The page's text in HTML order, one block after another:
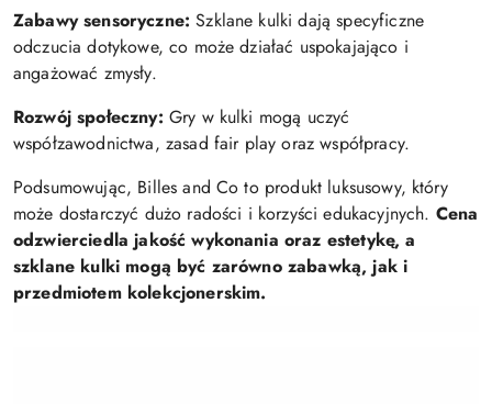
Zabawy sensoryczne: Szklane kulki dają specyficzne
odczucia dotykowe, co może działać uspokajająco i
angażować zmysły.
Rozwój społeczny: Gry w kulki mogą uczyć
współzawodnictwa, zasad fair play oraz współpracy.
Podsumowując, Billes and Co to produkt luksusowy, który
może dostarczyć dużo radości i korzyści edukacyjnych. Cena
odzwierciedla jakość wykonania oraz estetykę, a
szklane kulki mogą być zarówno zabawką, jak i
przedmiotem kolekcjonerskim.